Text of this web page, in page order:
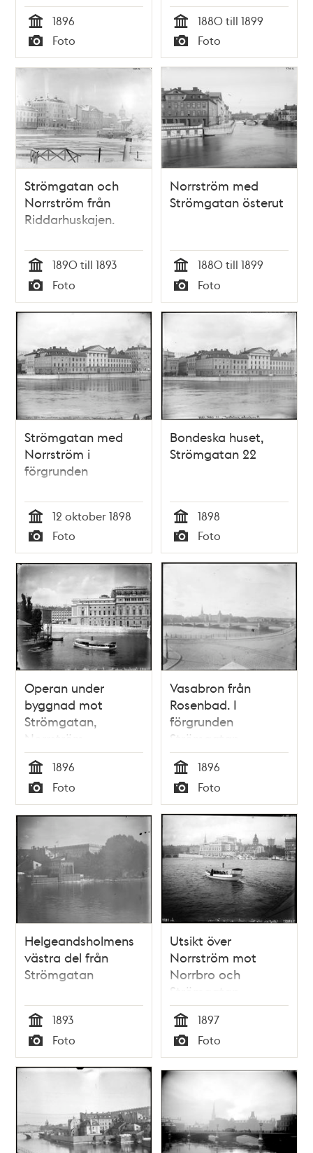
Tid
1896
Typ
Foto Tid
1880 till 1899
Typ
Foto
Strömgatan och
Norrström från
Riddarhuskajen.
Tid
1890 till 1893
Typ
Foto
Norrström med
Strömgatan österut
Tid
1880 till 1899
Typ
Foto
Strömgatan med
Norrström i
förgrunden
Tid
12 oktober 1898
Typ
Foto
Bondeska huset,
Strömgatan 22
Tid
1898
Typ
Foto
Operan under
byggnad mot
Strömgatan,
Norrström
Tid
1896
Typ
Foto
Vasabron från
Rosenbad. I
förgrunden
Strömgatan
Tid
1896
Typ
Foto
Helgeandsholmens
västra del från
Strömgatan
Tid
1893
Typ
Foto
Utsikt över
Norrström mot
Norrbro och
Strömgatan
Tid
1897
Typ
Foto